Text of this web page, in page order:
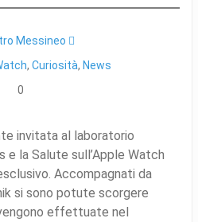
Messineo 
,Curiosità, News
0
invitata al laboratorio
la Salute sull’Apple Watch
Accompagnati da
si sono potute scorgere
effettuate nel